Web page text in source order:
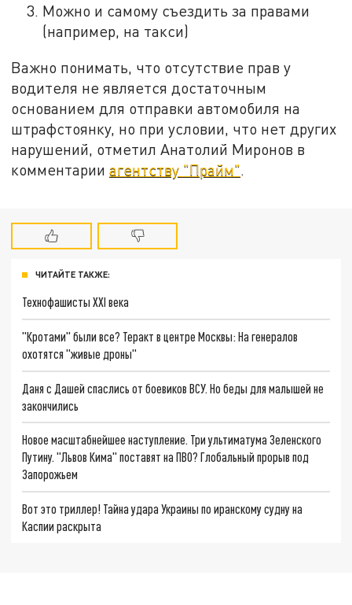
Можно и самому съездить за правами
(например, на такси)
Важно понимать, что отсутствие прав у
водителя не является достаточным
основанием для отправки автомобиля на
штрафстоянку, но при условии, что нет других
нарушений, отметил Анатолий Миронов в
комментарииагентству "Прайм"
ЧИТАЙТЕ ТАКЖЕ:
Технофашисты XXI века
"Кротами" были все? Теракт в центре Москвы: На генералов
охотятся "живые дроны"
Даня с Дашей спаслись от боевиков ВСУ. Но беды для малышей не
закончились
Новое масштабнейшее наступление. Три ультиматума Зеленского
Путину. "Львов Кима" поставят на ПВО? Глобальный прорыв под
Запорожьем
Вот это триллер! Тайна удара Украины по иранскому судну на
Каспии раскрыта